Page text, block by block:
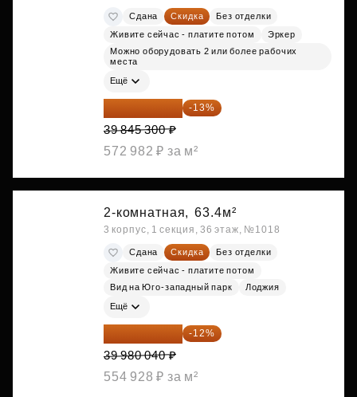
Сдана Скидка
Без отделки
Живите сейчас - платите потом
Эркер
Можно оборудовать 2 или более рабочих
места
Ещё
34 665 411 ₽ -13%
39 845 300 ₽
572 982 ₽ за м²
2-комнатная, 63.4м²
3 корпус, 1 секция, 36 этаж, №1018
Сдана Скидка
Без отделки
Живите сейчас - платите потом
Вид на Юго-западный парк
Лоджия
Ещё
35 182 435 ₽ -12%
39 980 040 ₽
554 928 ₽ за м²